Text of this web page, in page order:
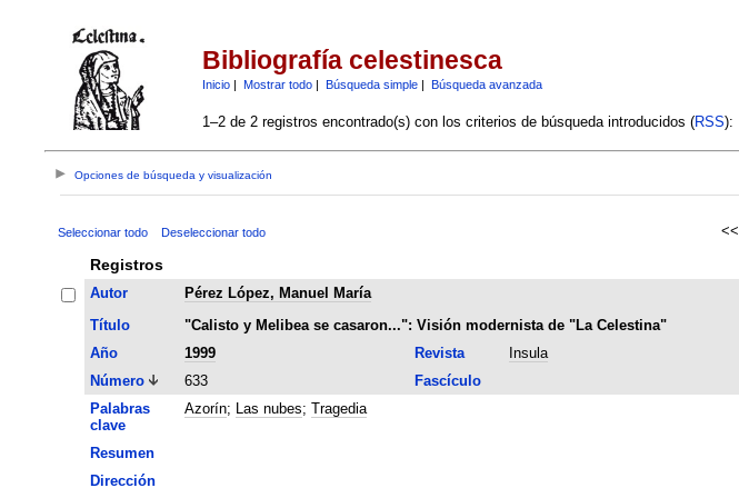
Bibliografía celestinesca
Inicio| Mostrar todo| Búsqueda simple| Búsqueda avanzada
1–2 de 2 registros encontrado(s) con los criterios de búsqueda introducidos (RSS):
Opciones de búsqueda y visualización
Seleccionar todo Deseleccionar todo <<
Registros
Autor
Pérez López, Manuel María
Título
"Calisto y Melibea se casaron...": Visión modernista de "La Celestina"
Año
1999 Revista Insula
Número
633 Fascículo
Palabras
clave
Azorín; Las nubes; Tragedia
Resumen
Dirección